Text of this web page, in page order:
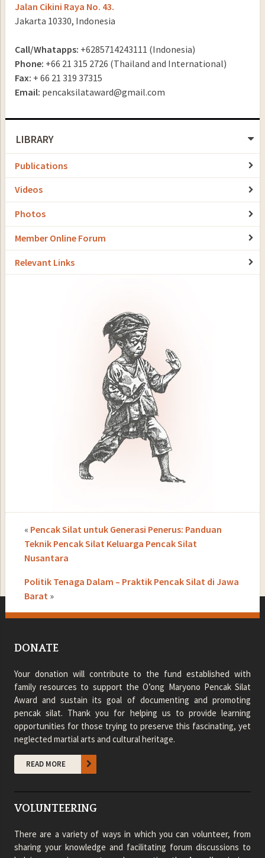
Jalan Cikini Raya No. 43.
Jakarta 10330, Indonesia
Call/Whatapps: +6285714243111 (Indonesia)
Phone: +66 21 315 2726 (Thailand and International)
Fax: + 66 21 319 37315
Email: pencaksilataward@gmail.com
LIBRARY
Publications
Videos
Photos
Member Online Forum
Relevant Links
« Pencak Silat untuk Generasi Penerus: Panduan
Teknik Pencak Silat Keluarga Pencak Silat
Nusantara
Politik Tenaga Dalam – Praktik Pencak Silat di Jawa
Barat»
DONATE
Your donation will contribute to the fund established with
family resources to support the O’ong Maryono Pencak Silat
Award and sustain its goal of documenting and promoting
pencak silat. Thank you for helping us to provide learning
opportunities for those trying to preserve this fascinating, yet
neglected martial arts and cultural heritage.
READ MORE
VOLUNTEERING
There are a variety of ways in which you can volunteer, from
sharing your knowledge and facilitating forum discussions to